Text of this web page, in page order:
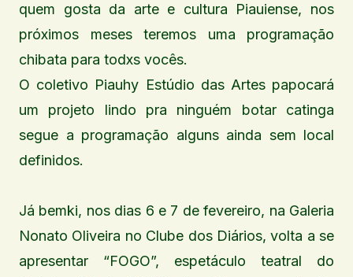
quem gosta da arte e cultura Piauiense, nos
próximos meses teremos uma programação
chibata para todxs vocês.
O coletivo Piauhy Estúdio das Artes papocará
um projeto lindo pra ninguém botar catinga
segue a programação alguns ainda sem local
definidos.
Já bemki, nos dias 6 e 7 de fevereiro, na Galeria
Nonato Oliveira no Clube dos Diários, volta a se
apresentar “FOGO”, espetáculo teatral do